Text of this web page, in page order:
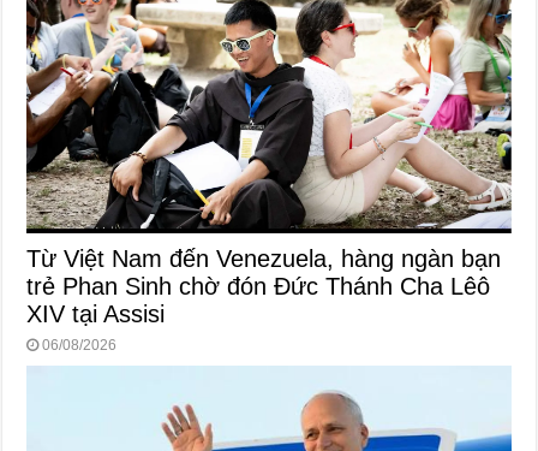
Từ Việt Nam đến Venezuela, hàng ngàn bạn
trẻ Phan Sinh chờ đón Đức Thánh Cha Lêô
XIV tại Assisi
06/08/2026